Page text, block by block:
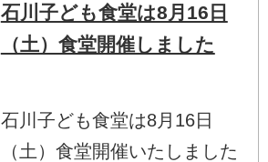
石川子ども食堂は8月16日
（土）食堂開催しました
石川子ども食堂は8月16日
（土）食堂開催いたしました